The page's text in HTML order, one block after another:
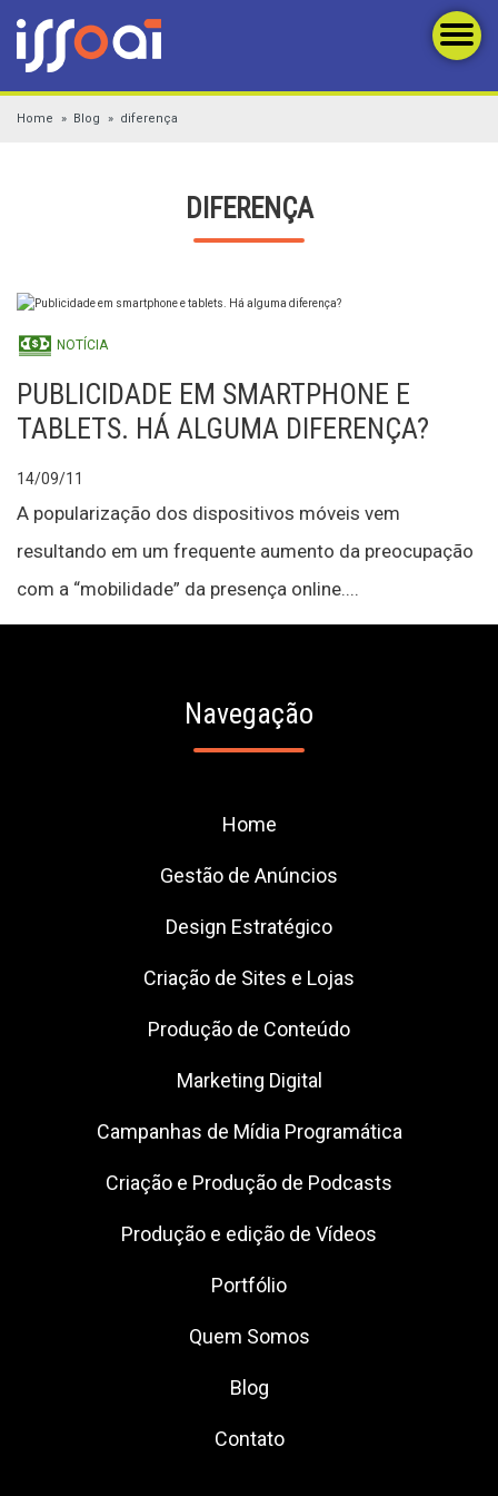
Home Blog diferença
DIFERENÇA
NOTÍCIA
PUBLICIDADE EM SMARTPHONE E
TABLETS. HÁ ALGUMA DIFERENÇA?
14/09/11
A popularização dos dispositivos móveis vem
resultando em um frequente aumento da preocupação
com a “mobilidade” da presença online....
Navegação
Home
Gestão de Anúncios
Design Estratégico
Criação de Sites e Lojas
Produção de Conteúdo
Marketing Digital
Campanhas de Mídia Programática
Criação e Produção de Podcasts
Produção e edição de Vídeos
Portfólio
Quem Somos
Blog
Contato